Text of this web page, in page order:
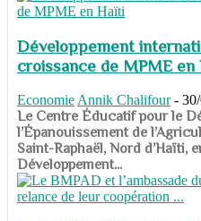
Développement
croissance de MPME en
Economie Annik Chalifour -
​​​​​​​Le Centre Éducatif pour le
l’Épanouissement de
Saint-Raphaël, Nord d’Haïti,
Développement...